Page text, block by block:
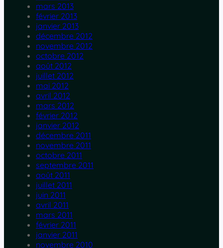
mars 2013
février 2013
janvier 2013
décembre 2012
novembre 2012
octobre 2012
août 2012
juillet 2012
mai 2012
avril 2012
mars 2012
février 2012
janvier 2012
décembre 2011
novembre 2011
octobre 2011
septembre 2011
août 2011
juillet 2011
juin 2011
avril 2011
mars 2011
février 2011
janvier 2011
novembre 2010